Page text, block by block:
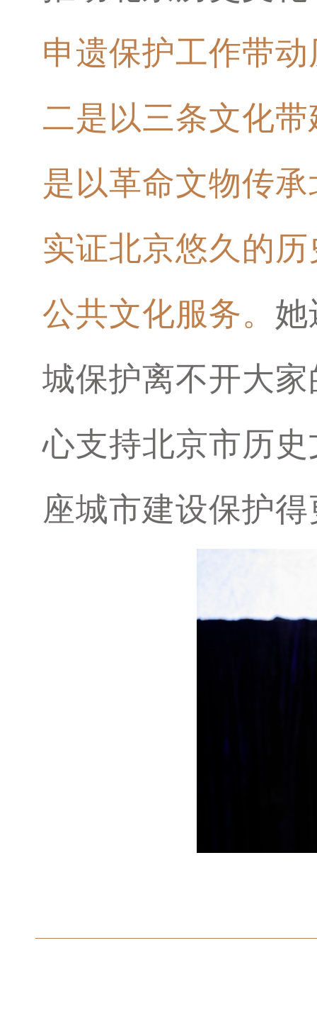
申遗保护工作带
二是以三条文化
是以革命文物传
实证北京悠久的
公共文化服务。 她
城保护离不开大
心支持北京市历
座城市建设保护